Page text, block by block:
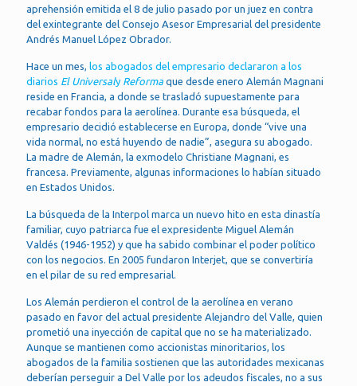
aprehensión emitida el 8 de julio pasado por un juez en contra
del exintegrante del Consejo Asesor Empresarial del presidente
Andrés Manuel López Obrador.
Hace un mes, los abogados del empresario declararon a los
diarios El Universaly Reforma que desde enero Alemán Magnani
reside en Francia, a donde se trasladó supuestamente para
recabar fondos para la aerolínea. Durante esa búsqueda, el
empresario decidió establecerse en Europa, donde “vive una
vida normal, no está huyendo de nadie”, asegura su abogado.
La madre de Alemán, la exmodelo Christiane Magnani, es
francesa. Previamente, algunas informaciones lo habían situado
en Estados Unidos.
La búsqueda de la Interpol marca un nuevo hito en esta dinastía
familiar, cuyo patriarca fue el expresidente Miguel Alemán
Valdés (1946-1952) y que ha sabido combinar el poder político
con los negocios. En 2005 fundaron Interjet, que se convertiría
en el pilar de su red empresarial.
Los Alemán perdieron el control de la aerolínea en verano
pasado en favor del actual presidente Alejandro del Valle, quien
prometió una inyección de capital que no se ha materializado.
Aunque se mantienen como accionistas minoritarios, los
abogados de la familia sostienen que las autoridades mexicanas
deberían perseguir a Del Valle por los adeudos fiscales, no a sus